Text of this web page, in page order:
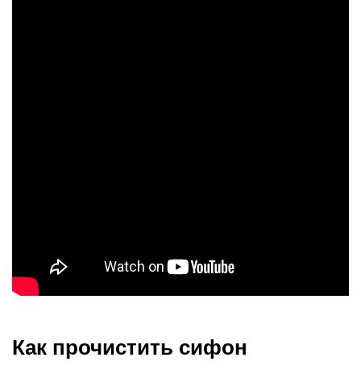
Как прочистить сифон